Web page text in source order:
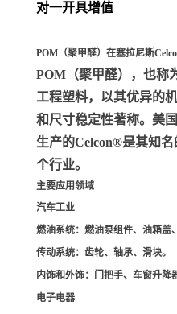
对一开具增值
POM（聚甲醛）在塞拉尼斯
POM（聚甲醛）
，也称
工程塑料，以其优异的
和尺寸稳定性著称。美国
生产的Celcon®是其知
个行业。
主要应用领域
汽车工业
燃油系统：燃油泵组件、油箱盖
传动系统：齿轮、轴承、滑块。
内饰和外饰：门把手、车窗升降
电子电器